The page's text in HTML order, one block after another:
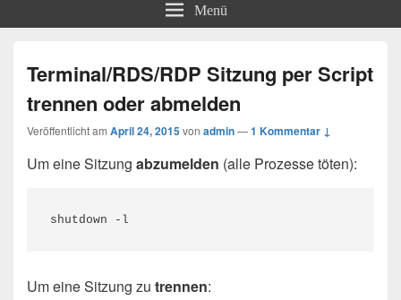
Menü
Terminal/RDS/RDP Sitzung per Script
trennen oder abmelden
Veröffentlicht am April 24, 2015von admin—1 Kommentar ↓
Um eine Sitzung abzumelden (alle Prozesse töten):
shutdown -l
Um eine Sitzung zu trennen: